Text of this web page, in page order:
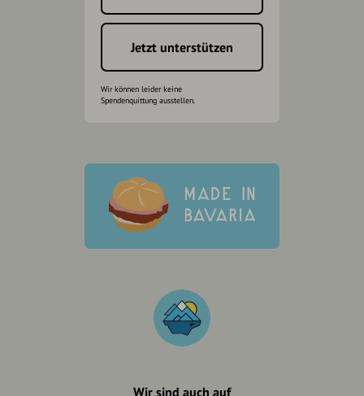
Jetzt unterstützen
Wir können leider keine
Spendenquittung ausstellen.
Wir sind auch auf